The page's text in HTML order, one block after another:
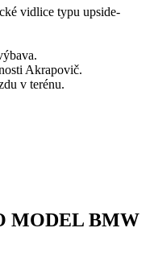
vidlice typu upside-
Akrapovič.
v terénu.
MODEL BMW